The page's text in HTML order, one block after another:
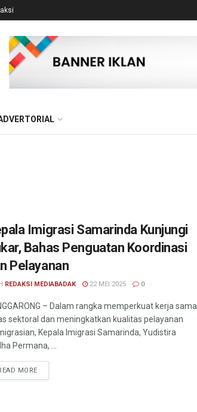
Imigrasi Samarinda Kunjungi
Bahas Penguatan Koordinasi
Pelayanan
REDAKSI MEDIABADAK 22 MEI 2025 0
– Dalam rangka memperkuat kerja sama
sektoral dan meningkatkan kualitas pelayanan
Kepala Imigrasi Samarinda, Yudistira
Permana, ...
MORE